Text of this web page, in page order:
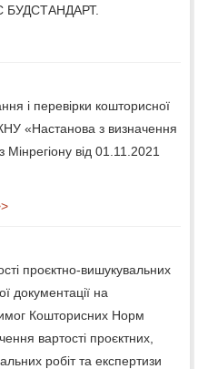
БУДСТАНДАРТ.
і перевірки кошторисної
«Настанова з визначення
Мінрегіону від 01.11.2021
проєктно-вишукувальних
документації на
Кошторисних Норм
вартості проєктних,
робіт та експертизи